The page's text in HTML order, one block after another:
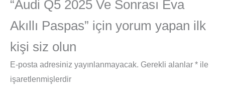
“Audi Q5 2025 Ve Sonrası Eva
Akıllı Paspas” için yorum yapan ilk
kişi siz olun
E-posta adresiniz yayınlanmayacak. Gerekli alanlar * ile
işaretlenmişlerdir